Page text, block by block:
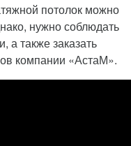
потолок можно
нужно соблюдать
а также заказать
компании «АстаМ».